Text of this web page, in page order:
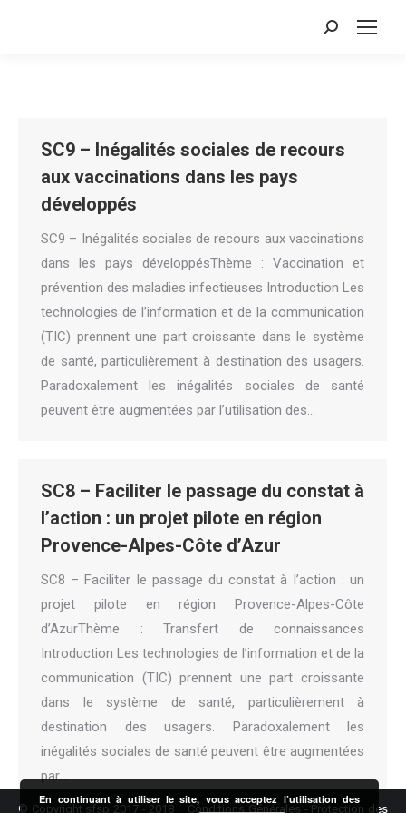
Search:
SC9 – Inégalités sociales de recours
aux vaccinations dans les pays
développés
SC9 – Inégalités sociales de recours aux vaccinations
dans les pays développésThème : Vaccination et
prévention des maladies infectieuses Introduction Les
technologies de l’information et de la communication
(TIC) prennent une part croissante dans le système
de santé, particulièrement à destination des usagers.
Paradoxalement les inégalités sociales de santé
peuvent être augmentées par l’utilisation des…
SC8 – Faciliter le passage du constat à
l’action : un projet pilote en région
Provence-Alpes-Côte d’Azur
SC8 – Faciliter le passage du constat à l’action : un
projet pilote en région Provence-Alpes-Côte
d’AzurThème : Transfert de connaissances
Introduction Les technologies de l’information et de la
communication (TIC) prennent une part croissante
dans le système de santé, particulièrement à
destination des usagers. Paradoxalement les
inégalités sociales de santé peuvent être augmentées
par…
© Copyright sfsp 2017 - 2018 Conditions Générales - Protection des
En continuant à utiliser le site, vous acceptez l’utilisation des